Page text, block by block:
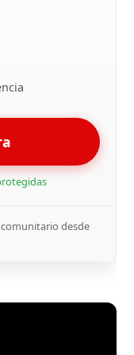
desde